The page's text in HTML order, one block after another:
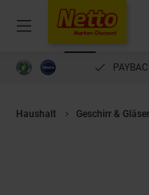
Menü
Haushalt Geschirr & Gläser